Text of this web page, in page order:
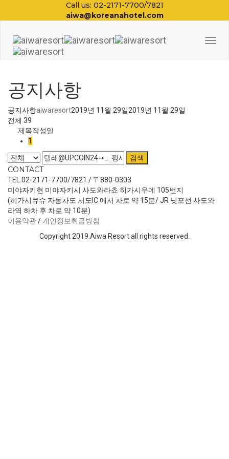
Call us: 02-2171-7700/7821
aiwa@koreanahotel.com
공지사항
공지사항aiwaresort2019년 11월 29일2019년 11월 29일
전체 39
제목작성일
1
검색
CONTACT
TEL.02-2171-7700/7821 / 〒880-0303
미야자키현 미야자키시 사도와라쵸 히가시우에 105번지
(히가시큐슈 자동차도 서도IC 에서 차로 약 15분/ JR 닛포선 사도와
라역 하차 후 차로 약 10분)
이용약관/ 개인정보취급방침
Copyright 2019.Aiwa Resort all rights reserved.